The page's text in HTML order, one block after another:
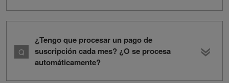
¿Tengo que procesar un pago de
suscripción cada mes? ¿O se procesa
automáticamente?